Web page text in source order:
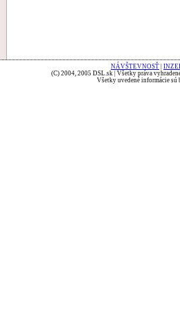
NÁVŠTEVNOSŤ
(C) 2004, 2005 DSL.sk | Všetky práva
Všetky uvedené informácie sú